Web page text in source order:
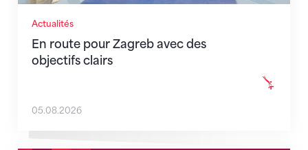
Actualités
En route pour Zagreb avec des
objectifs clairs
05.08.2026